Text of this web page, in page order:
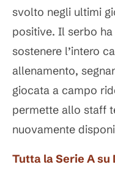
svolto negli ultimi
positive. Il serbo
sostenere l’intero
allenamento,
giocata a campo
permette allo staff
nuovamente
Tutta la Serie A su